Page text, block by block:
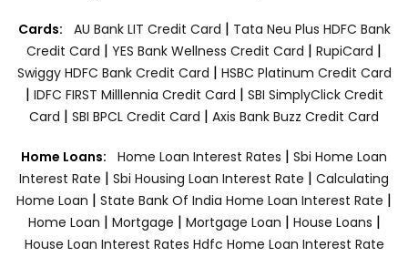
Cards: AU Bank LIT Credit Card | Tata Neu Plus HDFC Bank
Credit Card | YES Bank Wellness Credit Card | RupiCard |
Swiggy HDFC Bank Credit Card | HSBC Platinum Credit Card
| IDFC FIRST Milllennia Credit Card | SBI SimplyClick Credit
Card | SBI BPCL Credit Card | Axis Bank Buzz Credit Card
Home Loans: Home Loan Interest Rates | Sbi Home Loan
Interest Rate | Sbi Housing Loan Interest Rate | Calculating
Home Loan | State Bank Of India Home Loan Interest Rate |
Home Loan | Mortgage | Mortgage Loan | House Loans |
House Loan Interest Rates Hdfc Home Loan Interest Rate